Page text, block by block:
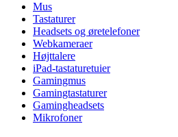
Mus
Tastaturer
Headsets og øretelefoner
Webkameraer
Højttalere
iPad-tastaturetuier
Gamingmus
Gamingtastaturer
Gamingheadsets
Mikrofoner